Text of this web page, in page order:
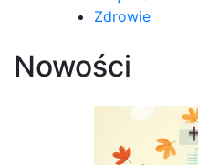
Zdrowie
Nowości